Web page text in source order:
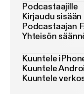
Podcastaajille
Kirjaudu
Podcastaajan
Yhteisön
Kuuntele
Kuuntele
Kuuntele